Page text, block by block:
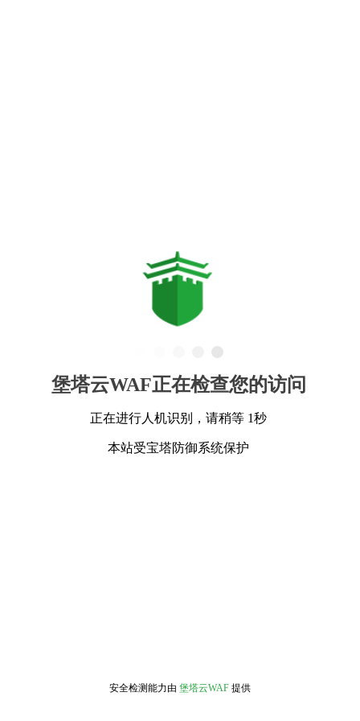
堡塔云WAF正在检查您的访问
正在进行人机识别，请稍等 1秒
本站受宝塔防御系统保护
安全检测能力由 堡塔云WAF 提供